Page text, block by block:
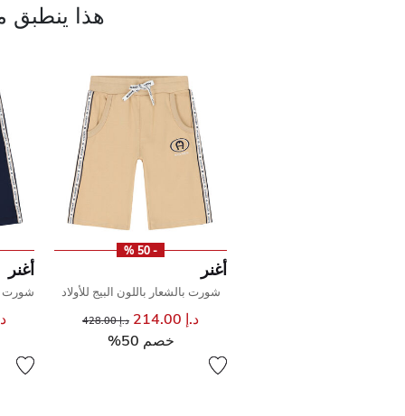
هذا ينطبق
- 50 %
أغنر
شورت بالشعار باللون البيج للأولاد
د.إ 214.00 سعر مخفض مند.إ 428.00
خصم 50%
أغنر
شورت